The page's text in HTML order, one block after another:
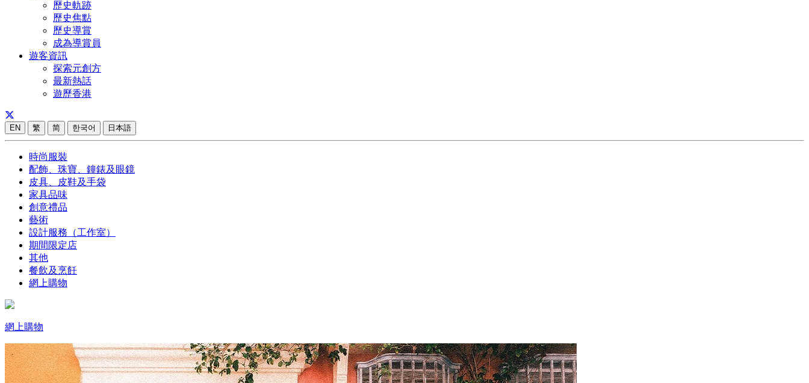
歷史軌跡
歷史焦點
歷史導賞
成為導賞員
遊客資訊
探索元創方
最新熱話
遊歷香港
EN 繁 简 한국어 日本語
時尚服裝
配飾、珠寶、鐘錶及眼鏡
皮具、皮鞋及手袋
家具品味
創意禮品
藝術
設計服務（工作室）
期間限定店
其他
餐飲及烹飪
網上購物
網上購物